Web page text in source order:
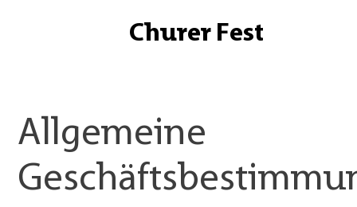
Churer Fest
Bändel
Wissenswertes
Sponsoren
Allgemeine